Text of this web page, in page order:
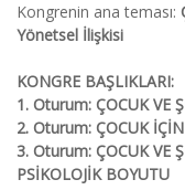
Kongrenin ana teması:
Yönetsel İlişkisi
KONGRE BAŞLIKLARI:
1. Oturum: ÇOCUK VE
2. Oturum: ÇOCUK
3. Oturum: ÇOCUK VE
PSİKOLOJİK BOYUTU